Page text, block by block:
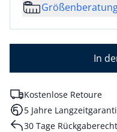
In
Kostenlose Retoure
5 Jahre
30 Tage Rückgaberecht